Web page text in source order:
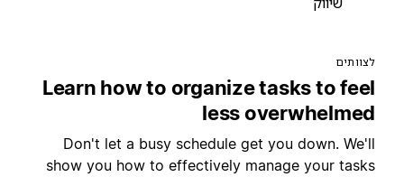
Learn how to organize tasks to
less
Don't let a busy schedule get you down.
show you how to effectively manage your